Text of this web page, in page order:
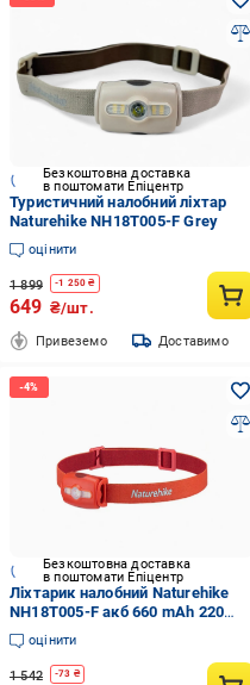
Безкоштовна доставка
в поштомати Епіцентр
Туристичний налобний ліхтар
Naturehike NH18T005-F Grey
оцінити
1 899 -1 250 ₴
649 ₴/шт.
Привеземо Доставимо
Безкоштовна доставка
в поштомати Епіцентр
Ліхтарик налобний Naturehike
NH18T005-F акб 660 mAh 220
Lum Red (577201)
оцінити
1 542 -73 ₴